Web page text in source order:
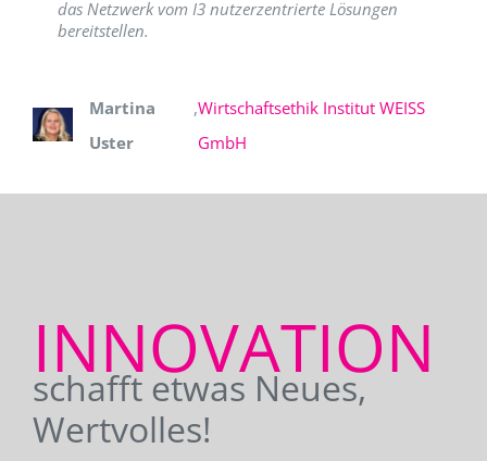
das Netzwerk vom I3 nutzerzentrierte Lösungen
bereitstellen.
Martina
Uster
,Wirtschaftsethik Institut WEISS
GmbH
INNOVATION
schafft etwas Neues,
Wertvolles!